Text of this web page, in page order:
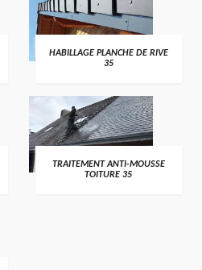
HABILLAGE PLANCHE DE RIVE
35
TRAITEMENT ANTI-MOUSSE
TOITURE 35